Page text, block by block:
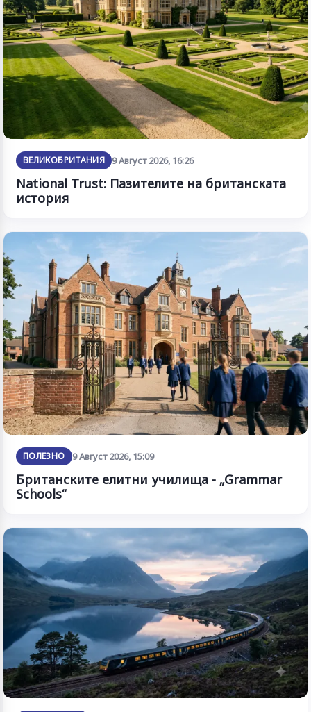
ВЕЛИКОБРИТАНИЯ 9 Август 2026, 16:26
National Trust: Пазителите на британската
история
ПОЛЕЗНО 9 Август 2026, 15:09
Британските елитни училища - „Grammar
Schools“